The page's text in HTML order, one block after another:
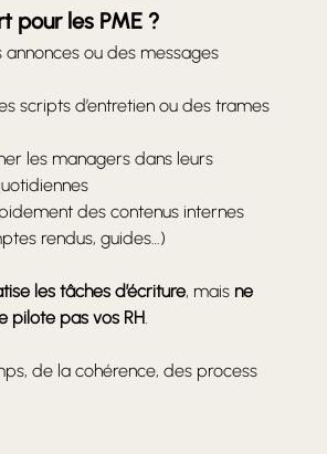
pour les PME ?
ou des messages
scripts d’entretien ou des trames
les managers dans leurs
des contenus internes
rendus, guides…)
les tâches d’écriture, mais ne
pilote pas vos RH.
de la cohérence, des process